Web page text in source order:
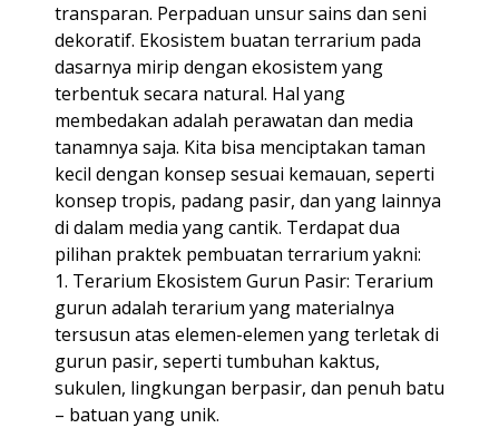
transparan. Perpaduan unsur sains dan seni
dekoratif. Ekosistem buatan terrarium pada
dasarnya mirip dengan ekosistem yang
terbentuk secara natural. Hal yang
membedakan adalah perawatan dan media
tanamnya saja. Kita bisa menciptakan taman
kecil dengan konsep sesuai kemauan, seperti
konsep tropis, padang pasir, dan yang lainnya
di dalam media yang cantik. Terdapat dua
pilihan praktek pembuatan terrarium yakni:
1. Terarium Ekosistem Gurun Pasir: Terarium
gurun adalah terarium yang materialnya
tersusun atas elemen-elemen yang terletak di
gurun pasir, seperti tumbuhan kaktus,
sukulen, lingkungan berpasir, dan penuh batu
– batuan yang unik.